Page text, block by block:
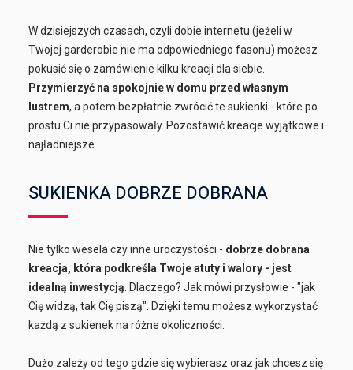
W dzisiejszych czasach, czyli dobie internetu (jeżeli w
Twojej garderobie nie ma odpowiedniego fasonu) możesz
pokusić się o zamówienie kilku kreacji dla siebie.
Przymierzyć na spokojnie w domu przed własnym
lustrem, a potem bezpłatnie zwrócić te sukienki - które po
prostu Ci nie przypasowały. Pozostawić kreacje wyjątkowe i
najładniejsze.
SUKIENKA DOBRZE DOBRANA
Nie tylko wesela czy inne uroczystości - dobrze dobrana
kreacja, która podkreśla Twoje atuty i walory - jest
idealną inwestycją . Dlaczego? Jak mówi przysłowie - "jak
Cię widzą, tak Cię piszą". Dzięki temu możesz wykorzystać
każdą z sukienek na różne okoliczności.
Dużo zależy od tego gdzie się wybierasz oraz jak chcesz się